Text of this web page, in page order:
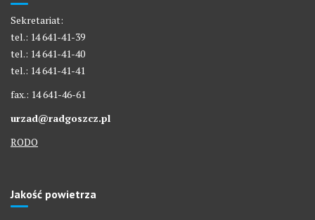
Sekretariat:
tel.: 14 641-41-39
tel.: 14 641-41-40
tel.: 14 641-41-41
fax.: 14 641-46-61
urzad@radgoszcz.pl
RODO
Jakość powietrza